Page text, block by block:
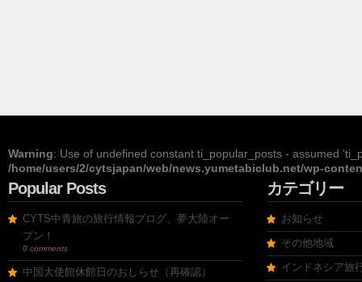
Warning: Use of undefined constant ti_popular_posts - assumed
/home/users/2/cytsjapan/web/news.yumetabiclub.net/wp-
Popular Posts
CYTS中青旅の旅行情報ブログ、夢大陸オー
プン！
0 comments
中国大使館休館日のおしらせ（再確認）
カテゴリー
お知らせ
その他地域
インドネシア旅